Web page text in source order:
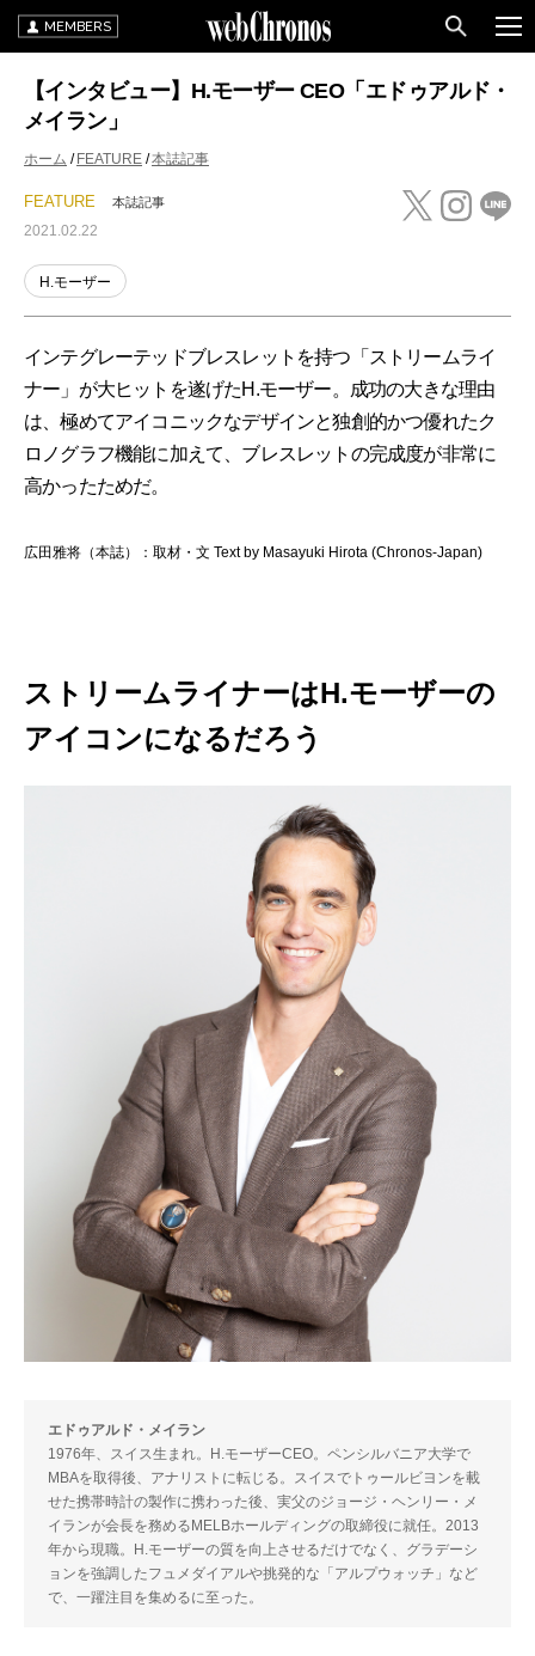
MEMBERS
【インタビュー】H.モーザー CEO「エドゥアルド・
メイラン」
ホーム FEATURE 本誌記事
FEATURE 本誌記事
2021.02.22
H.モーザー
インテグレーテッドブレスレットを持つ「ストリームライ
ナー」が大ヒットを遂げたH.モーザー。成功の大きな理由
は、極めてアイコニックなデザインと独創的かつ優れたク
ロノグラフ機能に加えて、ブレスレットの完成度が非常に
高かったためだ。
広田雅将（本誌）：取材・文 Text by Masayuki Hirota (Chronos-Japan)
ストリームライナーはH.モーザーの
アイコンになるだろう
エドゥアルド・メイラン
1976年、スイス生まれ。H.モーザーCEO。ペンシルバニア大学で
MBAを取得後、アナリストに転じる。スイスでトゥールビヨンを載
せた携帯時計の製作に携わった後、実父のジョージ・ヘンリー・メ
イランが会長を務めるMELBホールディングの取締役に就任。2013
年から現職。H.モーザーの質を向上させるだけでなく、グラデーシ
ョンを強調したフュメダイアルや挑発的な「アルプウォッチ」など
で、一躍注目を集めるに至った。